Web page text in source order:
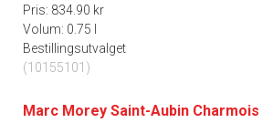
Pris: 834.90 kr
Volum: 0.75 l
Bestillingsutvalget
(10155101)
Marc Morey Saint-Aubin Charmois